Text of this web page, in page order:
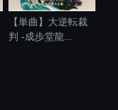
【単曲】大逆転裁
判 -成歩堂龍...